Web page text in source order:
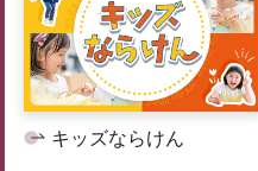
キッズならけん